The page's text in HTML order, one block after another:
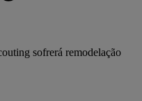
sofrerá remodelação